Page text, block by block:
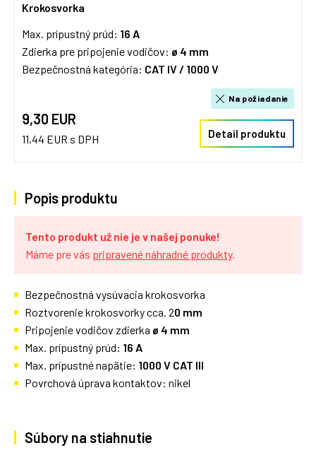
Krokosvorka
Max. prípustný prúd: 16 A
Zdierka pre pripojenie vodičov: ø 4 mm
Bezpečnostná kategória: CAT IV / 1000 V
9,30 EUR
11,44 EUR s DPH
Na požiadanie
Detail produktu
Popis produktu
Tento produkt už nie je v našej ponuke!
Máme pre vás pripravené náhradné produkty.
Bezpečnostná vysúvacia krokosvorka
Roztvorenie krokosvorky cca. 20 mm
Pripojenie vodičov zdierka ø 4 mm
Max. prípustný prúd: 16 A
Max. prípustné napätie: 1000 V CAT III
Povrchová úprava kontaktov: nikel
Súbory na stiahnutie